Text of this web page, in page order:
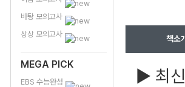
바탕 모의고사
상상 모의고사
MEGA PICK
EBS 수능완성
책소
▶ 최